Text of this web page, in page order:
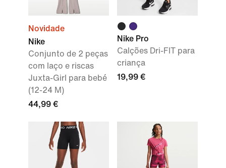
Novidade
Nike
Conjunto de 2 peças
com laço e riscas
Juxta-Girl para bebé
(12-24 M)
44,99 €
Nike Pro
Calções Dri-FIT para
criança
19,99 €